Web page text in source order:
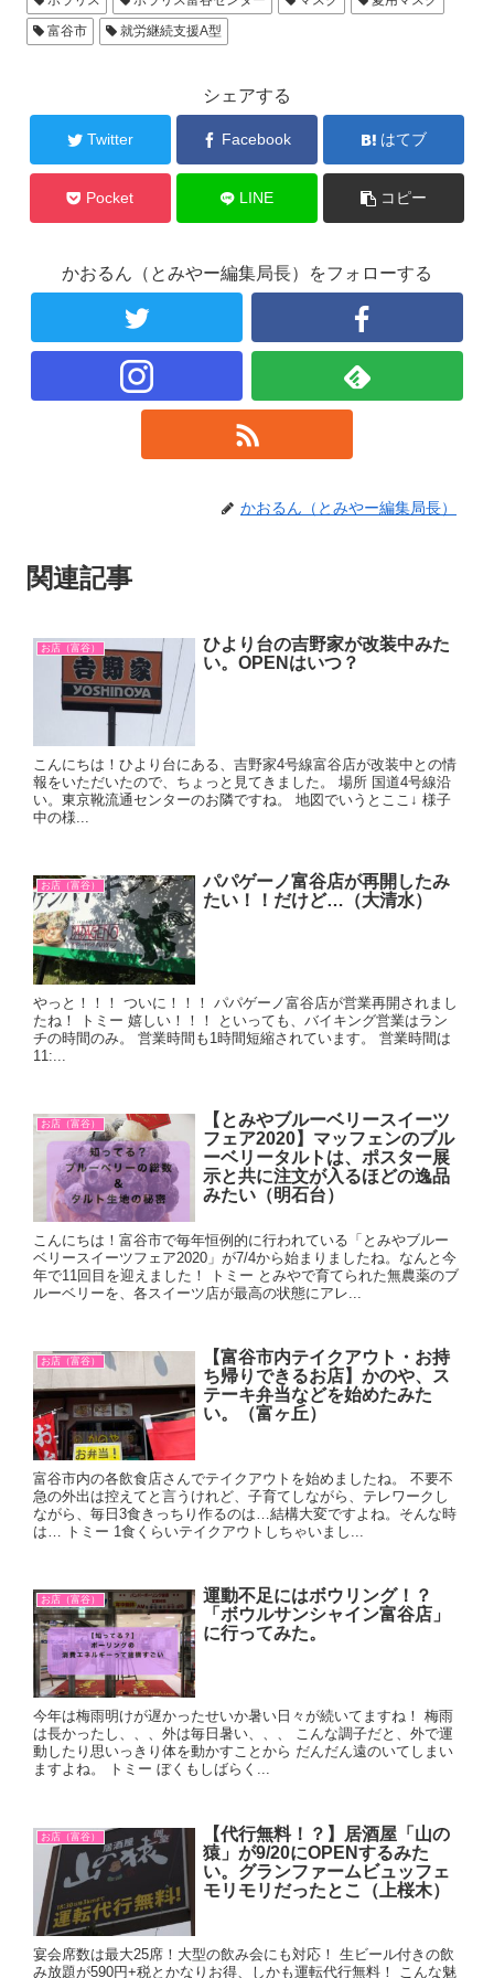
富谷市
就労継続支援A型
シェアする
Twitter Facebook はてブ
Pocket LINE コピー
かおるん（とみやー編集局長）をフォローする
かおるん（とみやー編集局長）
関連記事
お店（富谷）
ひより台の吉野家が改装中みた
い。OPENはいつ？
こんにちは！ひより台にある、吉野家4号線富谷店が改装中との情
報をいただいたので、ちょっと見てきました。 場所 国道4号線沿
い。東京靴流通センターのお隣ですね。 地図でいうとここ↓ 様子
中の様...
お店（富谷）
パパゲーノ富谷店が再開したみ
たい！！だけど…（大清水）
やっと！！！ ついに！！！ パパゲーノ富谷店が営業再開されまし
たね！ トミー 嬉しい！！！ といっても、バイキング営業はラン
チの時間のみ。 営業時間も1時間短縮されています。 営業時間は
11:...
お店（富谷）
【とみやブルーベリースイーツ
フェア2020】マッフェンのブル
ーベリータルトは、ポスター展
示と共に注文が入るほどの逸品
みたい（明石台）
こんにちは！富谷市で毎年恒例的に行われている「とみやブルー
ベリースイーツフェア2020」が7/4から始まりましたね。なんと今
年で11回目を迎えました！ トミー とみやで育てられた無農薬のブ
ルーベリーを、各スイーツ店が最高の状態にアレ...
お店（富谷）
【富谷市内テイクアウト・お持
ち帰りできるお店】かのや、ス
テーキ弁当などを始めたみた
い。（富ヶ丘）
富谷市内の各飲食店さんでテイクアウトを始めましたね。 不要不
急の外出は控えてと言うけれど、子育てしながら、テレワークし
ながら、毎日3食きっちり作るのは…結構大変ですよね。そんな時
は… トミー 1食くらいテイクアウトしちゃいまし...
お店（富谷）
運動不足にはボウリング！？
「ボウルサンシャイン富谷店」
に行ってみた。
今年は梅雨明けが遅かったせいか暑い日々が続いてますね！ 梅雨
は長かったし、、、外は毎日暑い、、、 こんな調子だと、外で運
動したり思いっきり体を動かすことから だんだん遠のいてしまい
ますよね。 トミー ぼくもしばらく...
お店（富谷）
【代行無料！？】居酒屋「山の
猿」が9/20にOPENするみた
い。グランファームビュッフェ
モリモリだったとこ（上桜木）
宴会席数は最大25席！大型の飲み会にも対応！ 生ビール付きの飲
み放題が590円+税とかなりお得、しかも運転代行無料！ こんな魅